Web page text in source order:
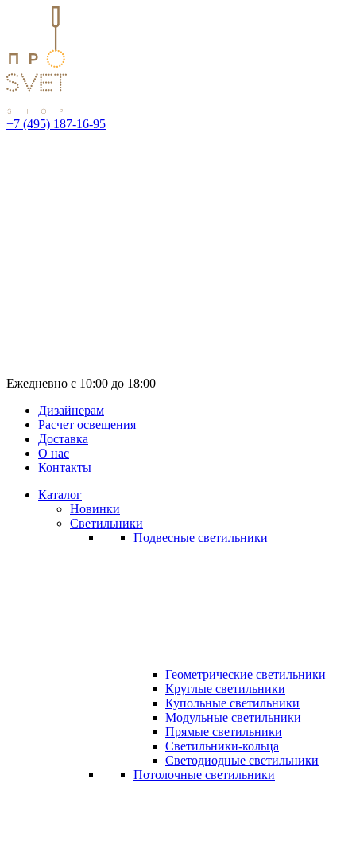
+7 (495) 187-16-95
Ежедневно с 10:00 до 18:00
Дизайнерам
Расчет освещения
Доставка
О нас
Контакты
Каталог
Новинки
Светильники
Подвесные светильники
Геометрические светильники
Круглые светильники
Купольные светильники
Модульные светильники
Прямые светильники
Светильники-кольца
Светодиодные светильники
Потолочные светильники